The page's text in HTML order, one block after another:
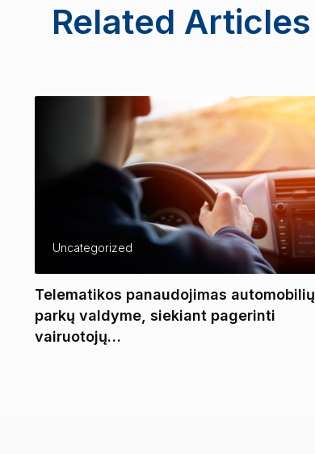
Related Articles
Uncategorized
Telematikos panaudojimas automobilių
parkų valdyme, siekiant pagerinti
vairuotojų…